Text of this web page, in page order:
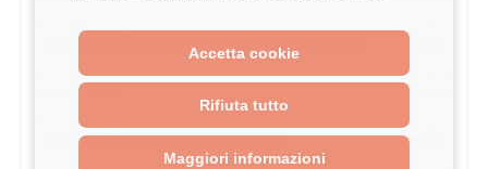
Accetta cookie
Rifiuta tutto
Maggiori informazioni
Benefits
Formazione